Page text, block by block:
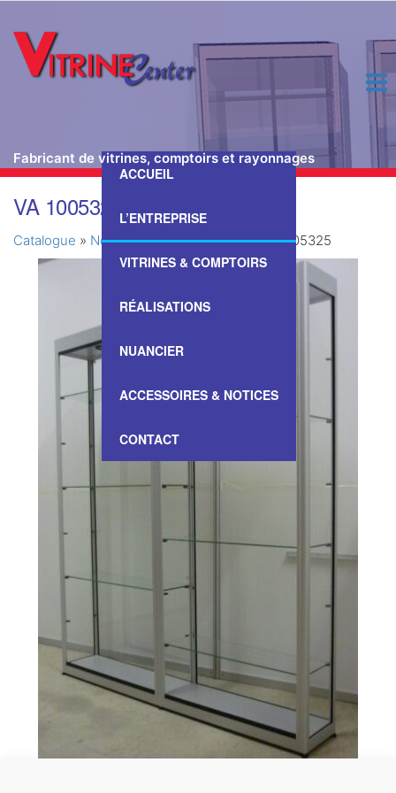
Fabricant de vitrines, comptoirs et rayonnages
ACCUEIL
L’ENTREPRISE
VITRINES & COMPTOIRS
RÉALISATIONS
NUANCIER
ACCESSOIRES & NOTICES
CONTACT
VA 1005325
Catalogue » Nos Vitrines & Comptoirs»VA 1005325